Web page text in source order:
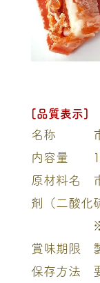
[品質表示]
名称 市田
内容量
原材料名
剤（二酸化
※一部
賞味期限
保存方法